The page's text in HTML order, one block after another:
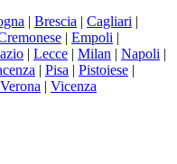
| Brescia | Cagliari |
| Empoli |
| Lecce | Milan | Napoli |
| Pisa | Pistoiese |
Verona | Vicenza